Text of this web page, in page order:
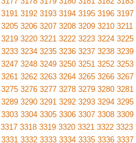
3191 3192 3193 3194 3195 3196 3197
3205 3206 3207 3208 3209 3210 3211
3219 3220 3221 3222 3223 3224 3225
3233 3234 3235 3236 3237 3238 3239
3247 3248 3249 3250 3251 3252 3253
3261 3262 3263 3264 3265 3266 3267
3275 3276 3277 3278 3279 3280 3281
3289 3290 3291 3292 3293 3294 3295
3303 3304 3305 3306 3307 3308 3309
3317 3318 3319 3320 3321 3322 3323
3331 3332 3333 3334 3335 3336 3337